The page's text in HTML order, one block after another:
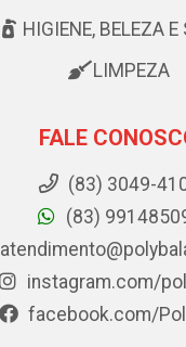
HIGIENE, BELEZA E
LIMPEZA
FALE
(83) 3049-
(83)
instagram.com/
facebook.com/